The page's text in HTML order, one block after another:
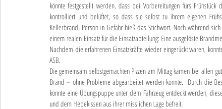
könnte festgestellt werden, dass bei Vorbereitungen fürs
kontrolliert und belüftet, so dass sie selbst zu ihrem eigenen
Kellerbrand, Person in Gefahr hieß das Stichwort. Noch während
einem realen Einsatz für die Einsatzabteilung: Eine ausgelöste
Nachdem die erfahrenen Einsatzkräfte wieder eingerückt waren,
ASB.
Die gemeinsam selbstgemachten Pizzen am Mittag kamen bei allen
Brand – ohne Probleme abgearbeitet werden konnte.  Durch die
konnte eine Übungspuppe unter dem Fahrzeug entdeckt werden,
und dem Hebekissen aus ihrer misslichen Lage befreit.